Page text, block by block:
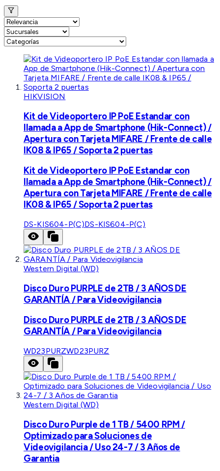
HIKVISION
Kit de Videoportero IP PoE Estandar con
llamada a App de Smartphone (Hik-Connect) /
Apertura con Tarjeta MIFARE / Frente de calle
IK08 & IP65 / Soporta 2 puertas
Kit de Videoportero IP PoE Estandar con
llamada a App de Smartphone (Hik-Connect) /
Apertura con Tarjeta MIFARE / Frente de calle
IK08 & IP65 / Soporta 2 puertas
DS-KIS604-P(C)DS-KIS604-P(C)
Western Digital (WD)
Disco Duro PURPLE de 2TB / 3 AÑOS DE
GARANTÍA / Para Videovigilancia
Disco Duro PURPLE de 2TB / 3 AÑOS DE
GARANTÍA / Para Videovigilancia
WD23PURZWD23PURZ
Western Digital (WD)
Disco Duro Purple de 1 TB / 5400 RPM /
Optimizado para Soluciones de
Videovigilancia / Uso 24-7 / 3 Años de
Garantia